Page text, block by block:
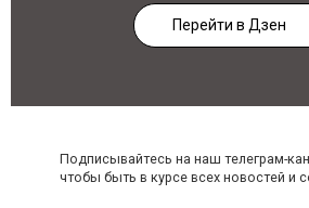
Перейти в Дзен
Подписывайтесь на наш телеграм-
чтобы быть в курсе всех новостей и